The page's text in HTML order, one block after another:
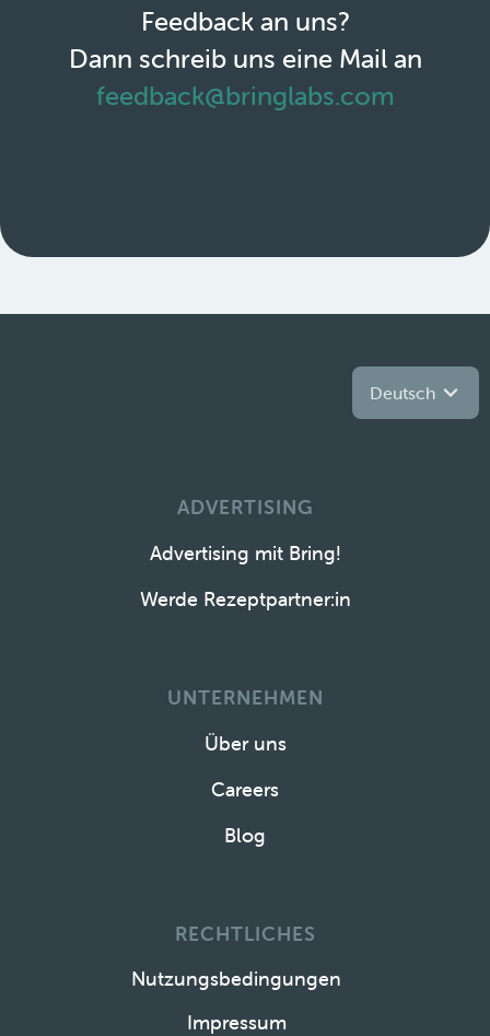
Feedback an uns?
Dann schreib uns eine Mail an
feedback@bringlabs.com
Deutsch
ADVERTISING
Advertising mit Bring!
Werde Rezeptpartner:in
UNTERNEHMEN
Über uns
Careers
Blog
RECHTLICHES
Nutzungsbedingungen
Impressum